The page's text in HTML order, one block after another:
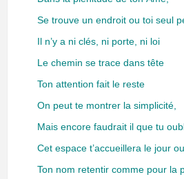
Se trouve un endroit ou toi seul
Il n’y a ni clés, ni porte, ni loi
Le chemin se trace dans tête
Ton attention fait le reste
On peut te montrer la simplicité,
Mais encore faudrait il que tu
Cet espace t’accueillera le jour
Ton nom retentir comme pour la